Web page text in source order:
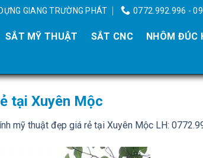
GIANG TRƯỜNG PHÁT 0772.992.996 -
SẮT MỸ THUẬT SẮT CNC NHÔM ĐÚC
tại Xuyên Mộc
mỹ thuật đẹp giá rẻ tại Xuyên Mộc LH: